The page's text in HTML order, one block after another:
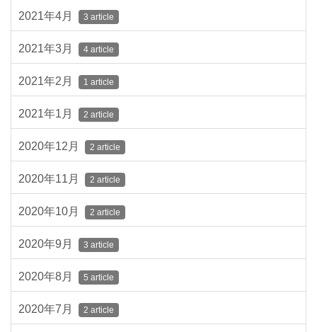
2021年4月 3 article
2021年3月 4 article
2021年2月 1 article
2021年1月 2 article
2020年12月 2 article
2020年11月 2 article
2020年10月 2 article
2020年9月 3 article
2020年8月 5 article
2020年7月 2 article